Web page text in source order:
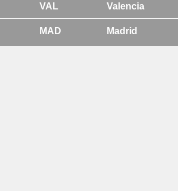
VAL Valencia
MAD Madrid